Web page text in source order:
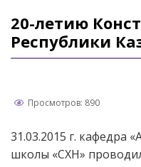
20-летию
Республики
Просмотров: 890
31.03.2015 г. кафедра
школы «СХН»